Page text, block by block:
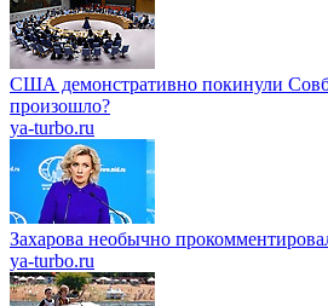
США демонстративно покинули
произошло?
ya-turbo.ru
Захарова необычно
ya-turbo.ru